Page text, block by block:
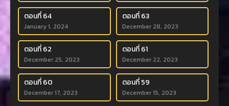
ตอนที่ 64
January 1, 2024
ตอนที่ 63
December 28, 2023
ตอนที่ 62
December 25, 2023
ตอนที่ 61
December 22, 2023
ตอนที่ 60
December 17, 2023
ตอนที่ 59
December 15, 2023